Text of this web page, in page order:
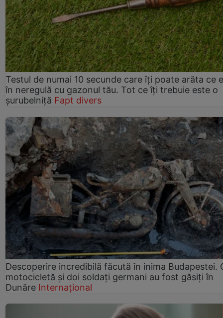
Testul de numai 10 secunde care îți poate arăta ce
în neregulă cu gazonul tău. Tot ce îți trebuie este o
șurubelniță Fapt divers
Descoperire incredibilă făcută în inima Budapestei.
motocicletă și doi soldați germani au fost găsiți în
Dunăre Internațional